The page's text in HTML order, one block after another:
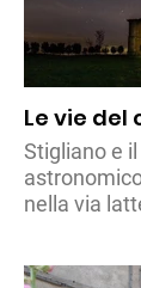
Le vie del
Stigliano e
nella via